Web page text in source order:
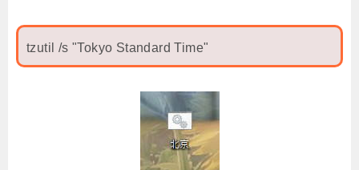
tzutil /s "Tokyo Standard Time"